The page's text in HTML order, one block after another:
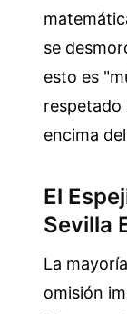
se
esto es
respetado
encima
El
Sevilla
La
omisión